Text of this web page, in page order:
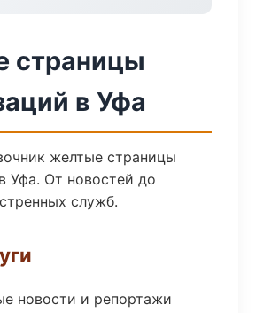
страницы
в Уфа
желтые страницы
Уфа. От новостей до
служб.
новости и репортажи